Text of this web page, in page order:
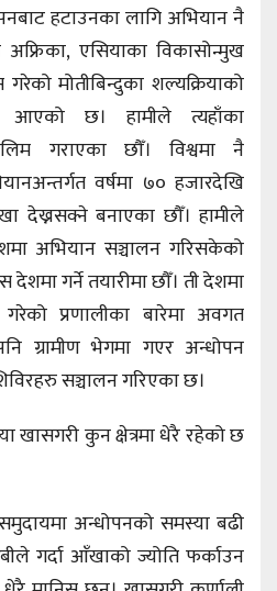
हटाउनका लागि अभियान नै
एसियाका विकासोन्मुख
मोतीबिन्दुका शल्यक्रियाको
आएको छ। हामीले त्यहाँका
गराएका छौँ। विश्वमा नै
वर्षमा ७० हजारदेखि
देख्नसक्ने बनाएका छौँ। हामीले
अभियान सञ्चालन गरिसकेको
गर्ने तयारीमा छौँ। ती देशमा
प्रणालीका बारेमा अवगत
ग्रामीण भेगमा गएर अन्धोपन
सञ्चालन गरिएका छ।
खासगरी कुन क्षेत्रमा धेरै रहेको छ
अन्धोपनको समस्या बढी
गर्दा आँखाको ज्योति फर्काउन